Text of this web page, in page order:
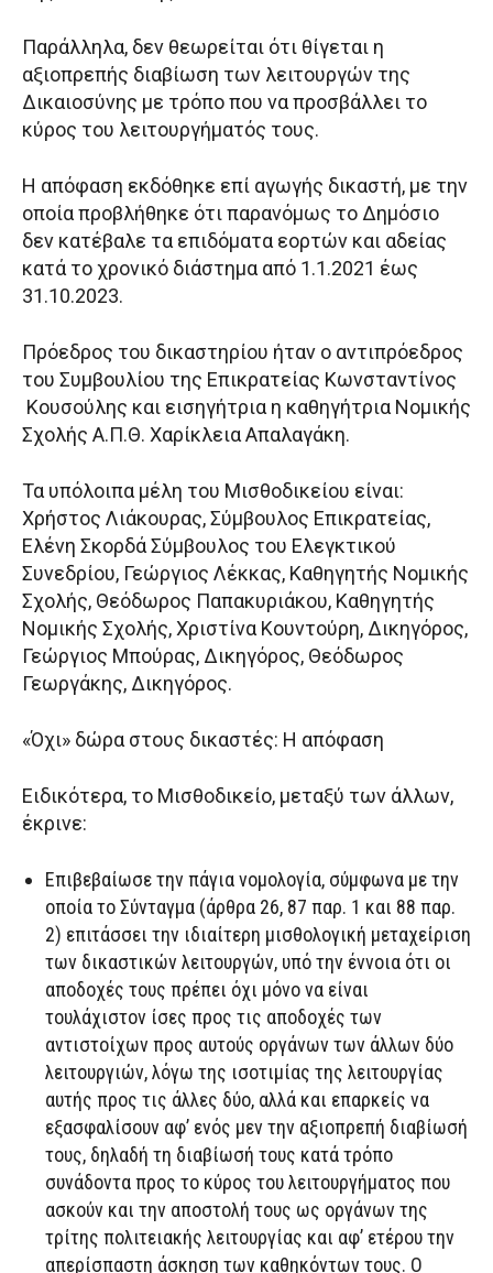
Παράλληλα, δεν θεωρείται ότι θίγεται η
αξιοπρεπής διαβίωση των λειτουργών της
Δικαιοσύνης με τρόπο που να προσβάλλει το
κύρος του λειτουργήματός τους.
Η απόφαση εκδόθηκε επί αγωγής δικαστή, με την
οποία προβλήθηκε ότι παρανόμως το Δημόσιο
δεν κατέβαλε τα επιδόματα εορτών και αδείας
κατά το χρονικό διάστημα από 1.1.2021 έως
31.10.2023.
Πρόεδρος του δικαστηρίου ήταν ο αντιπρόεδρος
του Συμβουλίου της Επικρατείας Κωνσταντίνος
Κουσούλης και εισηγήτρια η καθηγήτρια Νομικής
Σχολής Α.Π.Θ. Χαρίκλεια Απαλαγάκη.
Τα υπόλοιπα μέλη του Μισθοδικείου είναι:
Χρήστος Λιάκουρας, Σύμβουλος Επικρατείας,
Ελένη Σκορδά Σύμβουλος του Ελεγκτικού
Συνεδρίου, Γεώργιος Λέκκας, Καθηγητής Νομικής
Σχολής, Θεόδωρος Παπακυριάκου, Καθηγητής
Νομικής Σχολής, Χριστίνα Κουντούρη, Δικηγόρος,
Γεώργιος Μπούρας, Δικηγόρος, Θεόδωρος
Γεωργάκης, Δικηγόρος.
«Όχι» δώρα στους δικαστές: Η απόφαση
Ειδικότερα, το Μισθοδικείο, μεταξύ των άλλων,
έκρινε:
Επιβεβαίωσε την πάγια νομολογία, σύμφωνα με την
οποία το Σύνταγμα (άρθρα 26, 87 παρ. 1 και 88 παρ.
2) επιτάσσει την ιδιαίτερη μισθολογική μεταχείριση
των δικαστικών λειτουργών, υπό την έννοια ότι οι
αποδοχές τους πρέπει όχι μόνο να είναι
τουλάχιστον ίσες προς τις αποδοχές των
αντιστοίχων προς αυτούς οργάνων των άλλων δύο
λειτουργιών, λόγω της ισοτιμίας της λειτουργίας
αυτής προς τις άλλες δύο, αλλά και επαρκείς να
εξασφαλίσουν αφ’ ενός μεν την αξιοπρεπή διαβίωσή
τους, δηλαδή τη διαβίωσή τους κατά τρόπο
συνάδοντα προς το κύρος του λειτουργήματος που
ασκούν και την αποστολή τους ως οργάνων της
τρίτης πολιτειακής λειτουργίας και αφ’ ετέρου την
απερίσπαστη άσκηση των καθηκόντων τους. Ο